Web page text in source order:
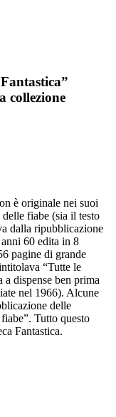
collezione
è originale nei suoi
fiabe (sia il testo
dalla ripubblicazione
60 edita in 8
pagine di grande
“Tutte le
a dispense ben prima
nel 1966). Alcune
delle
Tutto questo
Fantastica.